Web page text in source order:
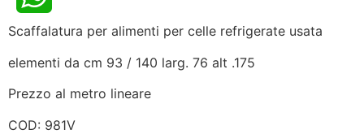
WhatsApp
Scaffalatura per alimenti per celle refrigerate usata
elementi da cm 93 / 140 larg. 76 alt .175
Prezzo al metro lineare
COD: 981V